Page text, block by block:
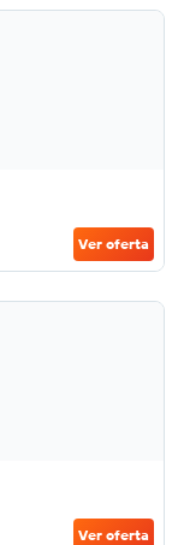
Ver oferta
Ver oferta